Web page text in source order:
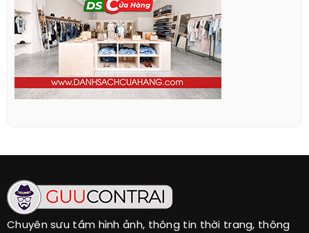
Chuyên sưu tầm hình ảnh, thông tin thời trang, thông